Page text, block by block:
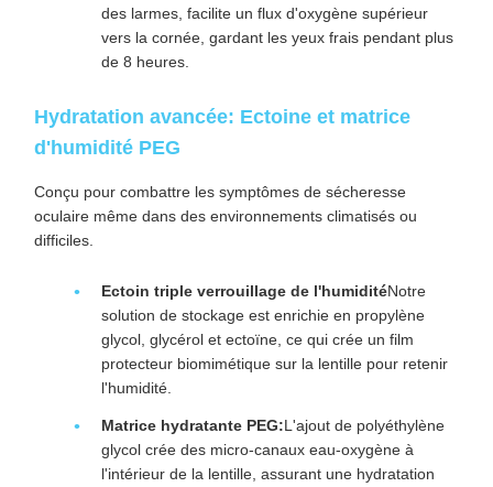
des larmes, facilite un flux d'oxygène supérieur
vers la cornée, gardant les yeux frais pendant plus
de 8 heures.
Hydratation avancée: Ectoine et matrice
d'humidité PEG
Conçu pour combattre les symptômes de sécheresse
oculaire même dans des environnements climatisés ou
difficiles.
Ectoin triple verrouillage de l'humiditéNotre
solution de stockage est enrichie en propylène
glycol, glycérol et ectoïne, ce qui crée un film
protecteur biomimétique sur la lentille pour retenir
l'humidité.
Matrice hydratante PEG:L'ajout de polyéthylène
glycol crée des micro-canaux eau-oxygène à
l'intérieur de la lentille, assurant une hydratation